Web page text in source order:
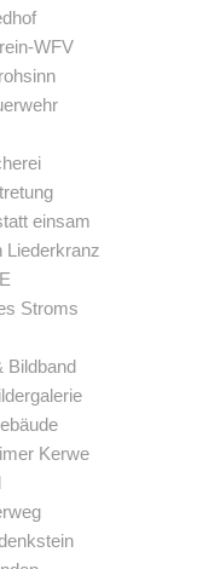
WFV
einsam
Liederkranz
Stroms
Bildband
Kerwe